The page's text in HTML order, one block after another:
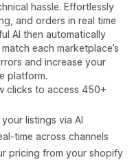
hassle. Effortlessly
and orders in real time
AI then automatically
each marketplace’s
and increase your
platform.
clicks to access 450+
listings via AI
time across channels
pricing from your shopify